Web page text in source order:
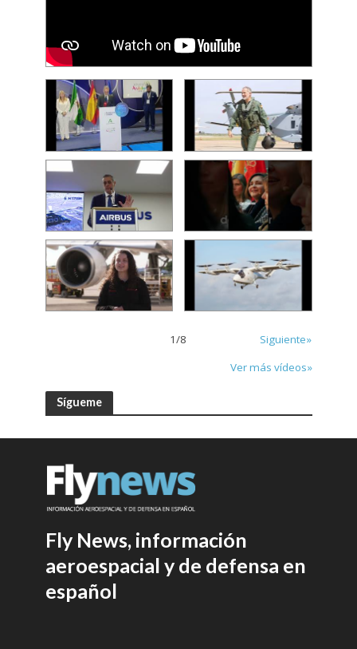
1/8
Siguiente»
Ver más vídeos»
Sígueme
Fly News, información
aeroespacial y de defensa en
español